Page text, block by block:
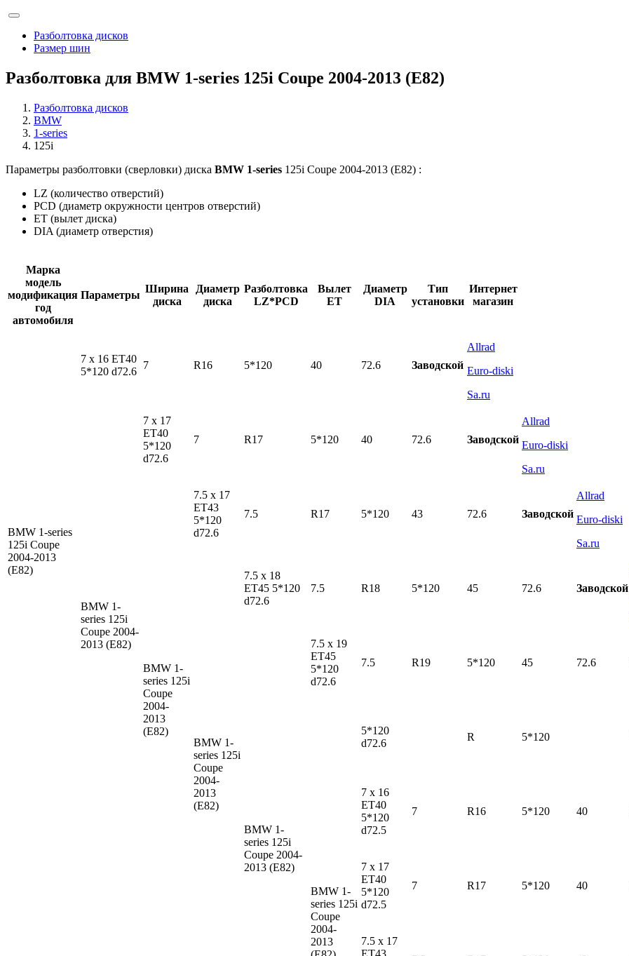
Разболтовка дисков
Размер шин
Разболтовка для BMW 1-series 125i Coupe 2004-2013 (E82)
Разболтовка дисков
BMW
1-series
125i
Параметры разболтовки (сверловки) диска BMW 1-series 125i Coupe 2004-2013 (E82) :
LZ (количество отверстий)
PCD (диаметр окружности центров отверстий)
ET (вылет диска)
DIA (диаметр отверстия)
Марка
модель
модификация
год
автомобиля
Параметры
Ширина
диска
Диаметр
диска
Разболтовка
LZ*PCD
Вылет
ET
Диаметр
DIA
Тип
установки
Интернет
магазин
BMW 1-series
125i Coupe
2004-2013
(E82)
7 x 16 ET40
5*120 d72.6
7 R16 5*120 40 72.6 Заводской
Allrad
Euro-diski
Sa.ru
BMW 1-
series 125i
Coupe 2004-
2013 (E82)
7 x 17
ET40
5*120
d72.6
7 R17 5*120 40 72.6 Заводской
Allrad
Euro-diski
Sa.ru
BMW 1-
series 125i
Coupe
2004-
2013
(E82)
7.5 x 17
ET43
5*120
d72.6
7.5 R17 5*120 43 72.6 Заводской
Allrad
Euro-diski
Sa.ru
BMW 1-
series 125i
Coupe
2004-
2013
(E82)
7.5 x 18
ET45 5*120
d72.6
7.5 R18 5*120 45 72.6 Заводской
BMW 1-
series 125i
Coupe 2004-
2013 (E82)
7.5 x 19
ET45
5*120
d72.6
7.5 R19 5*120 45 72.6
BMW 1-
series 125i
Coupe
2004-
2013
5*120
d72.6
R 5*120
7 x 16
ET40
5*120
d72.5
7 R16 5*120 40
7 x 17
ET40
5*120
d72.5
7 R17 5*120 40
7.5 x 17
ET43